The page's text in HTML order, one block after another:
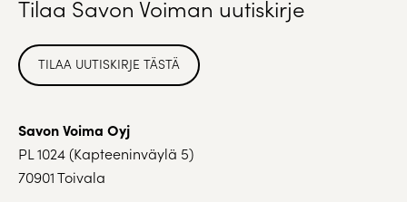
Tilaa Savon Voiman uutiskirje
TILAA UUTISKIRJE TÄSTÄ
Savon Voima Oyj
PL 1024 (Kapteeninväylä 5)
70901 Toivala